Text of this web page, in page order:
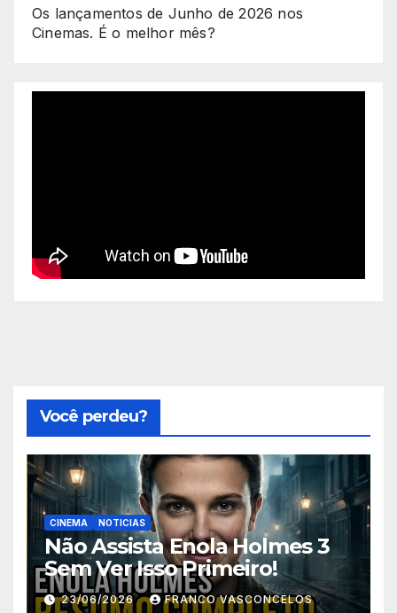
Os lançamentos de Junho de 2026 nos
Cinemas. É o melhor mês?
Você perdeu?
CINEMA NOTICIAS
Não Assista Enola Holmes 3
Sem Ver Isso Primeiro!
23/06/2026 FRANCO VASCONCELOS